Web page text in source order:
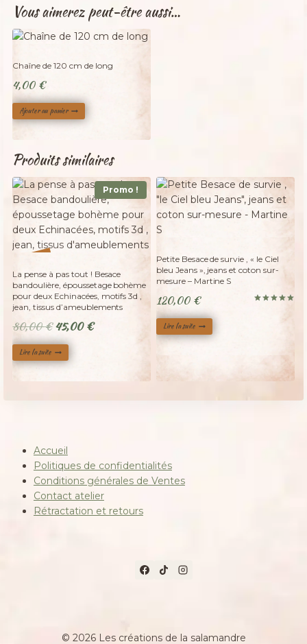
Vous aimerez peut-être aussi…
Chaîne de 120 cm de long
4,00 €
Ajouter au panier
Produits similaires
Promo !
Adopté
La pense à pas tout ! Besace
bandoulière, époussetage bohème
pour deux Echinacées, motifs 3d ,
jean, tissus d’ameublements
80,00€ Le
prix
initial
45,00€Le
Lire la suite
Adopté
Petite Besace de survie , « le Ciel
bleu Jeans », jeans et coton sur-
mesure – Martine S
120,00 €
Lire la suite
Accueil
Politiques de confidentialités
Conditions générales de Ventes
Contact atelier
Rétractation et retours
© 2026 Les créations de la salamandre